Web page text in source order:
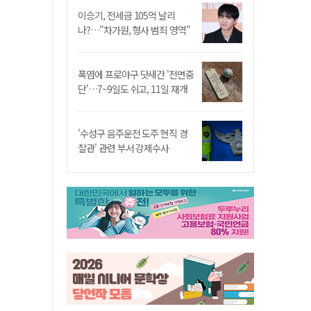
이승기, 전세금 105억 날리
나?…"차가원, 형사 범죄 영역"
폭염에 프로야구 닷새간 '전면중
단'…7~9일도 쉬고, 11일 재개
'수성구 음주운전 도주 현직 경
찰관' 관련 부서 강제수사